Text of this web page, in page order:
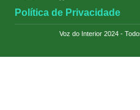
Política de Privacidade
Voz do Interior 2024 -